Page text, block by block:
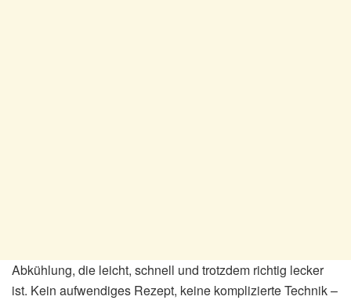
Abkühlung, die leicht, schnell und trotzdem richtig lecker
ist. Kein aufwendiges Rezept, keine komplizierte Technik –